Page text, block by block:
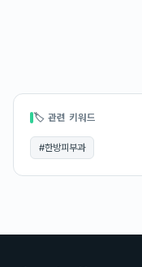
🏷 관련 키워드
#한방피부과